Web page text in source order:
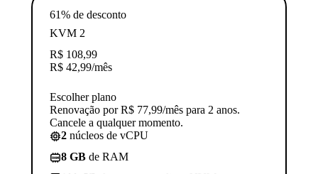
61% de desconto
KVM 2
R$ 108,99
R$ 42,99/mês
Escolher plano
Renovação por R$ 77,99/mês para 2 anos.
Cancele a qualquer momento.
2 núcleos de vCPU
8 GB de RAM